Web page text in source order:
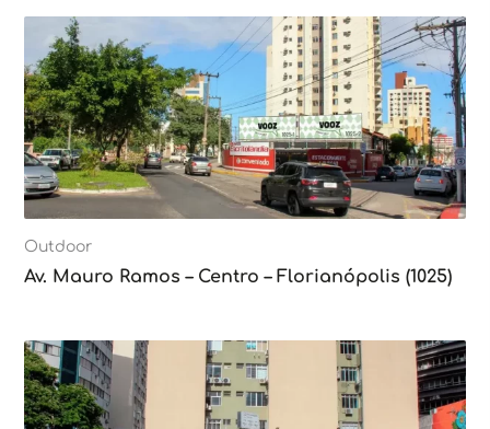
Outdoor
Av. Mauro Ramos – Centro – Florianópolis (1025)